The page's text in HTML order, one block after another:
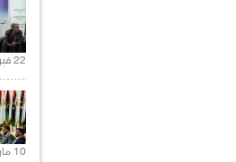
22 فبراير 2021 |
10 مارس 2021 |